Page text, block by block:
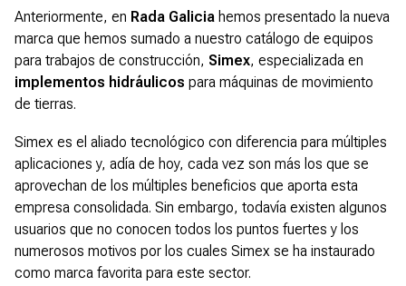
Anteriormente, en Rada Galicia hemos presentado la nueva
marca que hemos sumado a nuestro catálogo de equipos
para trabajos de construcción, Simex, especializada en
implementos hidráulicos para máquinas de movimiento
de tierras.
Simex es el aliado tecnológico con diferencia para múltiples
aplicaciones y, adía de hoy, cada vez son más los que se
aprovechan de los múltiples beneficios que aporta esta
empresa consolidada. Sin embargo, todavía existen algunos
usuarios que no conocen todos los puntos fuertes y los
numerosos motivos por los cuales Simex se ha instaurado
como marca favorita para este sector.